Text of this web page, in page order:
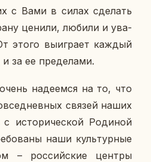
с Вами в силах сде­лать
ценили, любили и ува­
этого вы­иг­ра­ет каждый
за ее пре­де­ла­ми.
на­де­ем­ся на то, что
связей наших
с ис­то­ри­че­ской Ро­ди­ной
наши куль­тур­ные
– рос­сий­ские центры